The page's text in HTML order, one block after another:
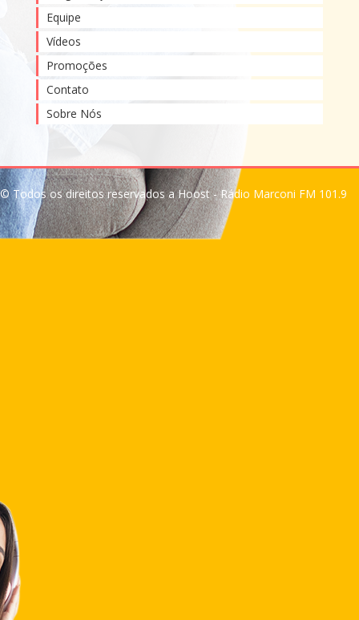
Equipe
Vídeos
Promoções
Contato
Sobre Nós
© Todos os direitos reservados a Hoost - Rádio Marconi FM 101.9